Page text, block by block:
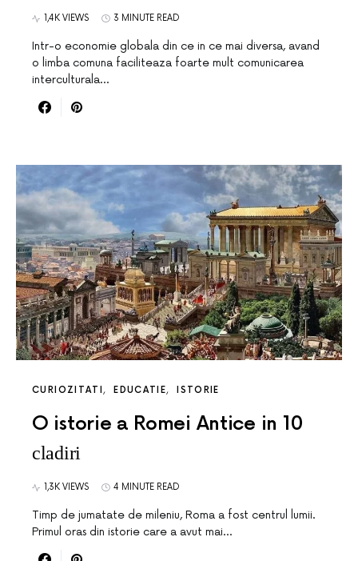
1,4K VIEWS 3 MINUTE READ
Intr-o economie globala din ce in ce mai diversa, avand
o limba comuna faciliteaza foarte mult comunicarea
interculturala…
CURIOZITATI EDUCATIE ISTORIE
O istorie a Romei Antice in 10
cladiri
1,3K VIEWS 4 MINUTE READ
Timp de jumatate de mileniu, Roma a fost centrul lumii.
Primul oras din istorie care a avut mai…